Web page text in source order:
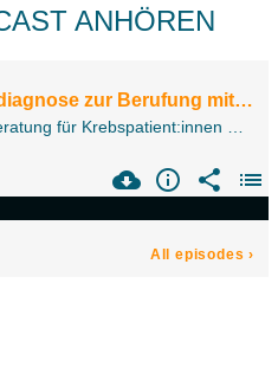
ANHÖREN